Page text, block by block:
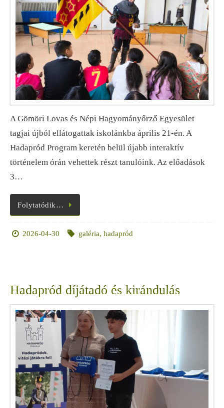
A Gömöri Lovas és Népi Hagyományőrző Egyesület
tagjai újból ellátogattak iskolánkba április 21-én. A
Hadapród Program keretén belül újabb interaktív
történelem órán vehettek részt tanulóink. Az előadások
3…
Folytatódik…
2026-04-30 galéria, hadapród
Hadapród díjátadó és kirándulás